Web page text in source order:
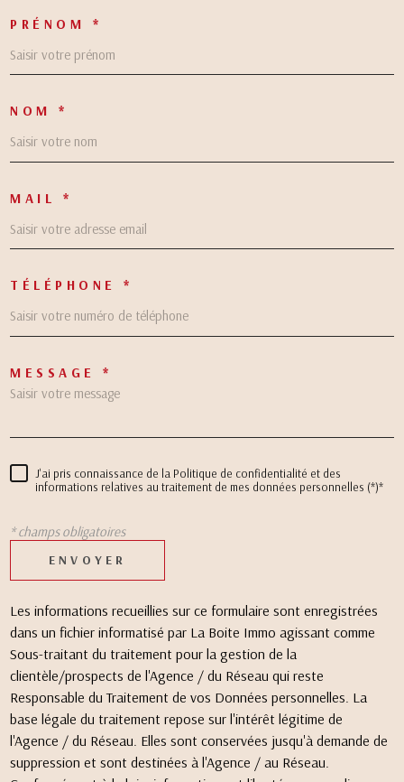
PRÉNOM *
NOM *
MAIL *
TÉLÉPHONE *
MESSAGE *
J'ai pris connaissance de la Politique de confidentialité et des
informations relatives au traitement de mes données personnelles (*)*
* champs obligatoires
ENVOYER
Les informations recueillies sur ce formulaire sont enregistrées
dans un fichier informatisé par La Boite Immo agissant comme
Sous-traitant du traitement pour la gestion de la
clientèle/prospects de l'Agence / du Réseau qui reste
Responsable du Traitement de vos Données personnelles. La
base légale du traitement repose sur l'intérêt légitime de
l'Agence / du Réseau. Elles sont conservées jusqu'à demande de
suppression et sont destinées à l'Agence / au Réseau.